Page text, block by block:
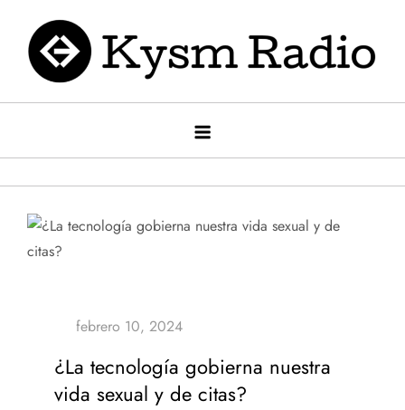
contenido
Kysm radio
Kysm Radio
¿La tecnología gobierna nuestra
vida sexual y de citas?